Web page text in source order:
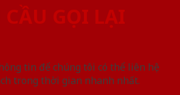
CẦU GỌI LẠI
tin để chúng tôi có thể liên hệ
trong thời gian nhanh nhất.